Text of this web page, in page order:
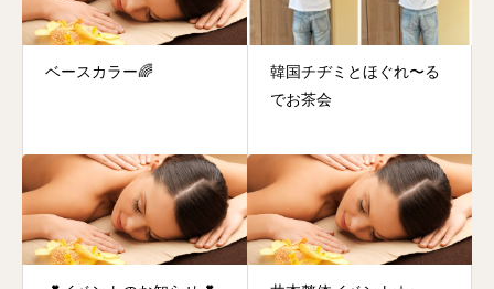
ベースカラー🌈
韓国チヂミとほぐれ〜る
でお茶会